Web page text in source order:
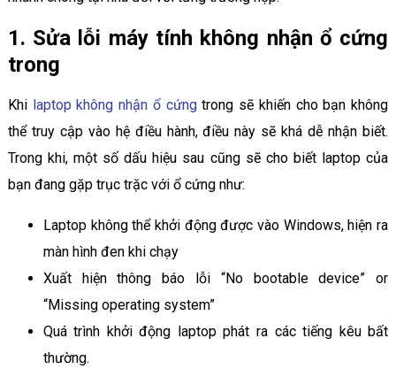
1. Sửa lỗi máy tính không nhận ổ cứng
trong
Khi laptop không nhận ổ cứngtrong sẽ khiến cho bạn không
thể truy cập vào hệ điều hành, điều này sẽ khá dễ nhận biết.
Trong khi, một số dấu hiệu sau cũng sẽ cho biết laptop của
bạn đang gặp trục trặc với ổ cứng như:
Laptop không thể khởi động được vào Windows, hiện ra
màn hình đen khi chạy
Xuất hiện thông báo lỗi “No bootable device” or
“Missing operating system”
Quá trình khởi động laptop phát ra các tiếng kêu bất
thường.